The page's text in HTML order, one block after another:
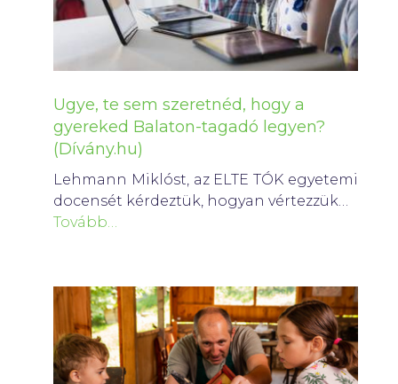
Ugye, te sem szeretnéd, hogy a
gyereked Balaton-tagadó legyen?
(Dívány.hu)
Lehmann Miklóst, az ELTE TÓK egyetemi
docensét kérdeztük, hogyan vértezzük…
Tovább…